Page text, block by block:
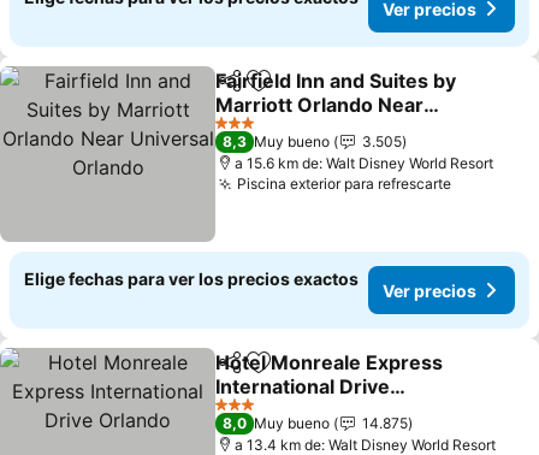
Ver precios
CompartirAgregar a favoritos
Fairfield Inn and Suites by
Marriott Orlando Near
Universal Orlando
Ver precios
3 Estrellas
8,3 Muy bueno
3.505
a 15.6 km de: Walt Disney World Resort
Piscina exterior para refrescarteVer
Elige fechas para ver los precios exactos
Ver precios
CompartirAgregar a favoritos
Hotel Monreale Express
International Drive
Orlando
Ver precios
3 Estrellas
8,0 Muy bueno
14.875
a 13.4 km de: Walt Disney World Resort